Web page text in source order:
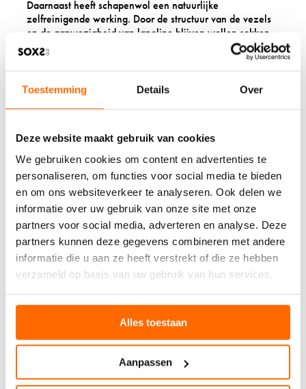
Toestemming Details Over
Deze website maakt gebruik van cookies
We gebruiken cookies om content en advertenties te
personaliseren, om functies voor social media te bieden
en om ons websiteverkeer te analyseren. Ook delen we
informatie over uw gebruik van onze site met onze
partners voor social media, adverteren en analyse. Deze
partners kunnen deze gegevens combineren met andere
informatie die u aan ze heeft verstrekt of die ze hebben
verzameld op basis van uw gebruik van hun services.
Alles toestaan
Aanpassen
Daarnaast heeft schapenwol een natuurlijke
zelfreinigende werking. Door de structuur van de vezels
en de aanwezigheid van lanoline blijven wollen sokken
langer fris en hygiënisch. Dit vermindert het risico op
bacteriegroei die wondgenezing kan vertragen.
VOOR WELKE SOORTEN
WONDEN ZIJN WOLLEN
SOKKEN GESCHIKT?
Wollen sokken zijn vooral geschikt voor kleine wondjes
en preventievan voetproblemen. Ze werken
ondersteunend bij verschillende situaties waar je voeten
extra zorg nodig hebben.
Bij diabetische voetproblemen kunnen wollen sokken
helpen door de goede doorbloeding te ondersteunen en
de huid op de juiste vochtigheid te houden. De zachte
gevoelige diabetische voeten.
Ook bij blaren, kleine schaafwonden of droge huid
kunnen wollen sokken ondersteunend werken. Ze
omgeving voor herstel. Voor ernstige wonden is het altijd
belangrijk om eerst medisch advies te vragen.